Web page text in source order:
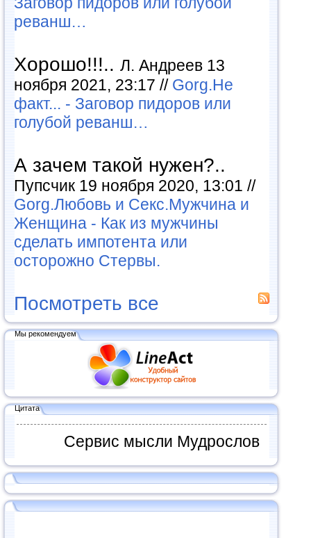
реванш…
Хорошо!!!.. Л. Андреев 13
ноября 2021, 23:17 // Gorg.Не
факт... - Заговор пидоров или
голубой реванш…
А зачем такой нужен?..
Пупсчик 19 ноября 2020, 13:01 //
Gorg.Любовь и Секс.Мужчина и
Женщина - Как из мужчины
сделать импотента или
осторожно Стервы.
Посмотреть все
Мы рекомендуем
Цитата
Сервис мысли Мудрослов